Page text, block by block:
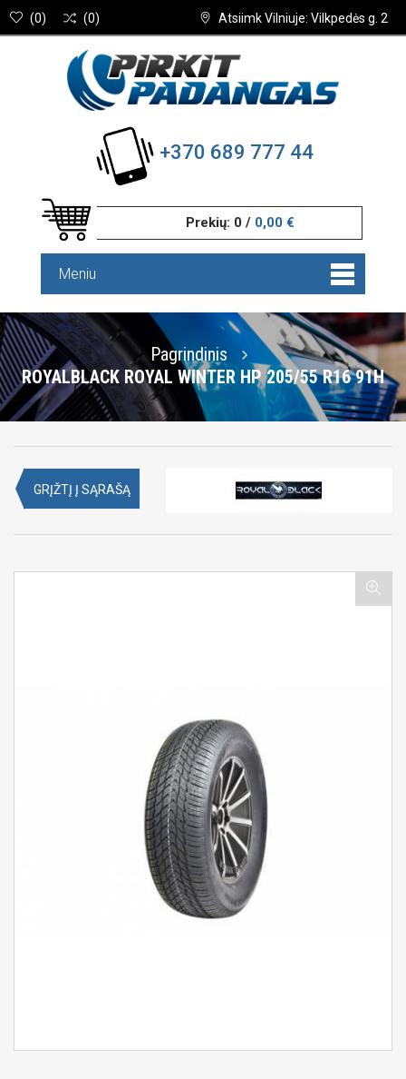
Atsiimk Vilniuje: Vilkpedės g. 2
(0) (0)
+370 689 777 44
Prekių: 0 / 0,00 €
Meniu
Pagrindinis
ROYALBLACK ROYAL WINTER HP 205/55 R16 91H
GRĮŽTĮ Į SĄRAŠĄ